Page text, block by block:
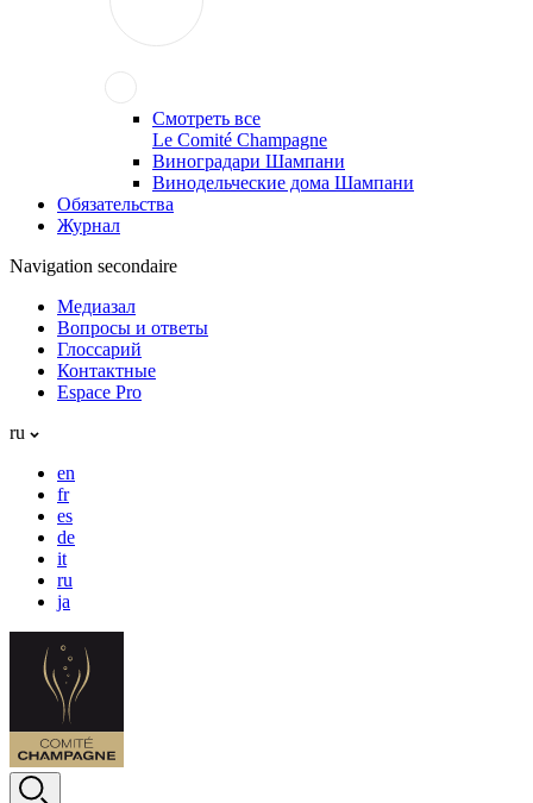
Смотреть все
Le Comité Champagne
Виноградари Шампани
Винодельческие дома Шампани
Обязательства
Журнал
Navigation secondaire
Медиазал
Вопросы и ответы
Глоссарий
Контактные
Espace Pro
ru
en
fr
es
de
it
ru
ja